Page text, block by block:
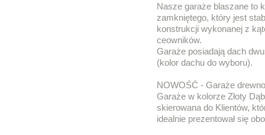
Nasze garaże blaszane to
zamkniętego, który jest
konstrukcji wykonanej z
ceowników.
Garaże posiadają dach
(kolor dachu do wyboru).
NOWOŚĆ - Garaże
Garaże w kolorze Złoty
skierowana do Klientów,
idealnie prezentował się